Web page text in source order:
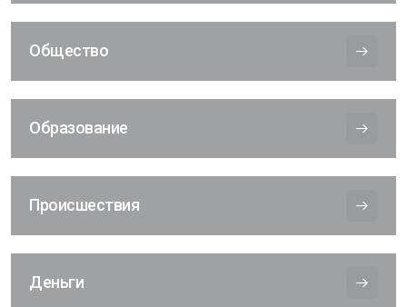
Общество
Образование
Происшествия
Деньги